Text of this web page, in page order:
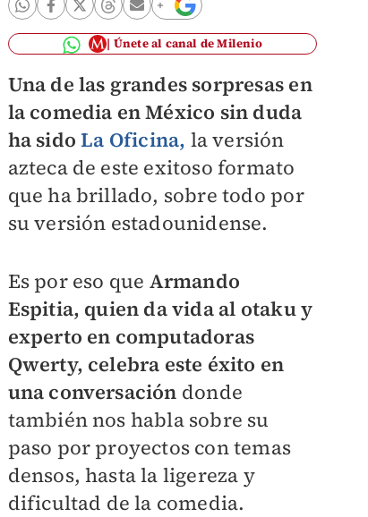
Únete al canal de Milenio
Una de las grandes sorpresas en
la comedia en México sin duda
ha sidoLa Oficina, la versión
azteca de este exitoso formato
que ha brillado, sobre todo por
su versión estadounidense.
Es por eso que Armando
Espitia, quien da vida al otaku y
experto en computadoras
Qwerty, celebra este éxito en
una conversación donde
también nos habla sobre su
paso por proyectos con temas
densos, hasta la ligereza y
dificultad de la comedia.